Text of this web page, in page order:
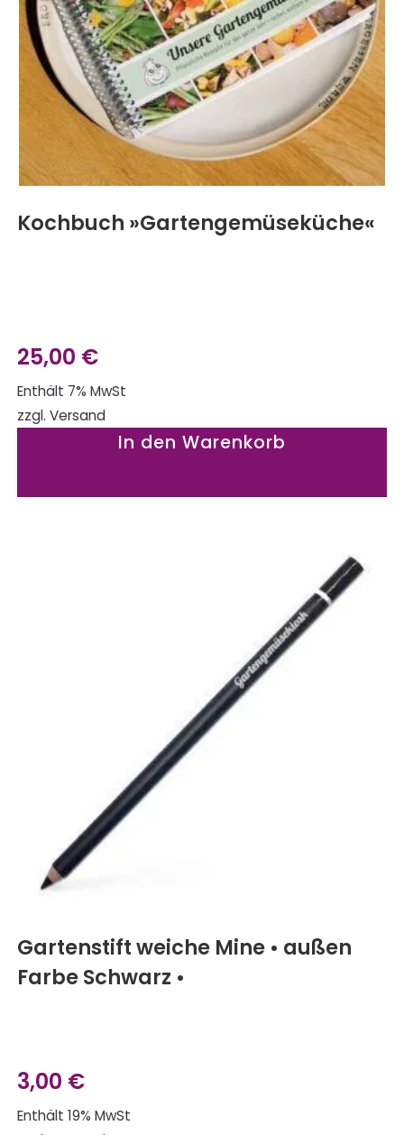
Kochbuch »Gartengemüseküche«
25,00 €
Enthält 7% MwSt
zzgl. Versand
In den Warenkorb
Gartenstift weiche Mine • außen
Farbe Schwarz •
3,00 €
Enthält 19% MwSt